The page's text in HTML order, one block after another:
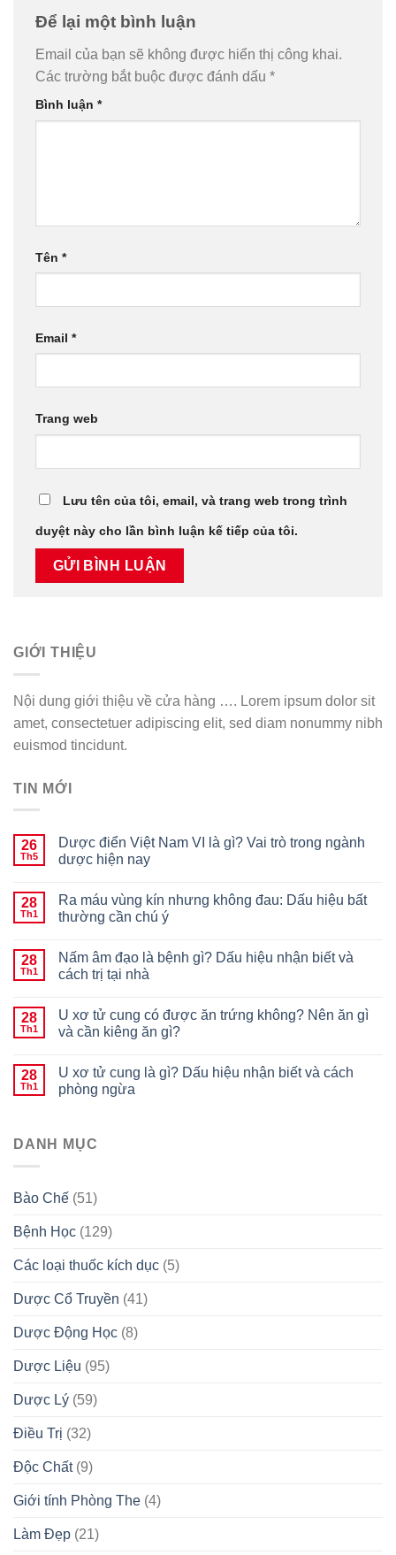
Để lại một bình luận
Email của bạn sẽ không được hiển thị công khai.
Các trường bắt buộc được đánh dấu *
Bình luận *
Tên *
Email *
Trang web
Lưu tên của tôi, email, và trang web trong trình
duyệt này cho lần bình luận kế tiếp của tôi.
GIỚI THIỆU
Nội dung giới thiệu về cửa hàng …. Lorem ipsum dolor sit
amet, consectetuer adipiscing elit, sed diam nonummy nibh
euismod tincidunt.
TIN MỚI
26
Th5
Dược điển Việt Nam VI là gì? Vai trò trong ngành
dược hiện nay
28
Th1
Ra máu vùng kín nhưng không đau: Dấu hiệu bất
thường cần chú ý
28
Th1
Nấm âm đạo là bệnh gì? Dấu hiệu nhận biết và
cách trị tại nhà
28
Th1
U xơ tử cung có được ăn trứng không? Nên ăn gì
và cần kiêng ăn gì?
28
Th1
U xơ tử cung là gì? Dấu hiệu nhận biết và cách
phòng ngừa
DANH MỤC
Bào Chế (51)
Bệnh Học (129)
Các loại thuốc kích dục (5)
Dược Cổ Truyền (41)
Dược Động Học (8)
Dược Liệu (95)
Dược Lý (59)
Điều Trị (32)
Độc Chất(9)
Giới tính Phòng The (4)
Làm Đẹp (21)